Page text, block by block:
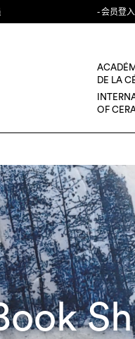
- 会员登入
DE LA
OF